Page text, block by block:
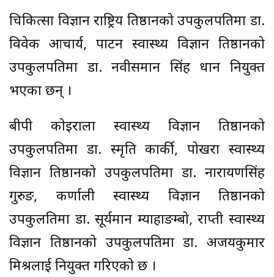
चिकित्सा विज्ञान राष्ट्रिय प्रतिष्ठानको उपकुलपतिमा डा.
विवेक आचार्य, पाटन स्वास्थ्य विज्ञान प्रतिष्ठानको
उपकुलपतिमा डा. नवीसमान सिंह प्रधान नियुक्त
भएका छन् ।
बीपी कोइराला स्वास्थ्य विज्ञान प्रतिष्ठानको
उपकुलपतिमा डा. स्मृति कार्की, पोखरा स्वास्थ्य
विज्ञान प्रतिष्ठानको उपकुलपतिमा डा. नारायणसिंह
गुरुङ, कर्णाली स्वास्थ्य विज्ञान प्रतिष्ठानको
उपकुलतिमा डा. सूर्यमान म्याहाङम्बो, राप्ती स्वास्थ्य
विज्ञान प्रतिष्ठानको उपकुलपतिमा डा. अजयकुमार
मिश्रलाई नियुक्त गरिएको छ ।